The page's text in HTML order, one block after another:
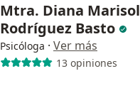
Mtra. Diana Marisol
Rodríguez Basto
Psicóloga · Ver más
13 opiniones